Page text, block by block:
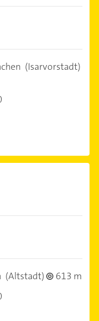
(Isarvorstadt)
(Altstadt)
613 m